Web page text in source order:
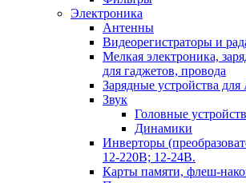
Электроника
Антенны
Видеорегистраторы и
Мелкая электроника,
для гаджетов, провода
Зарядные устройства
Звук
Головные
Динамики
Инверторы
12-220В; 12-24В.
Карты памяти, флеш-